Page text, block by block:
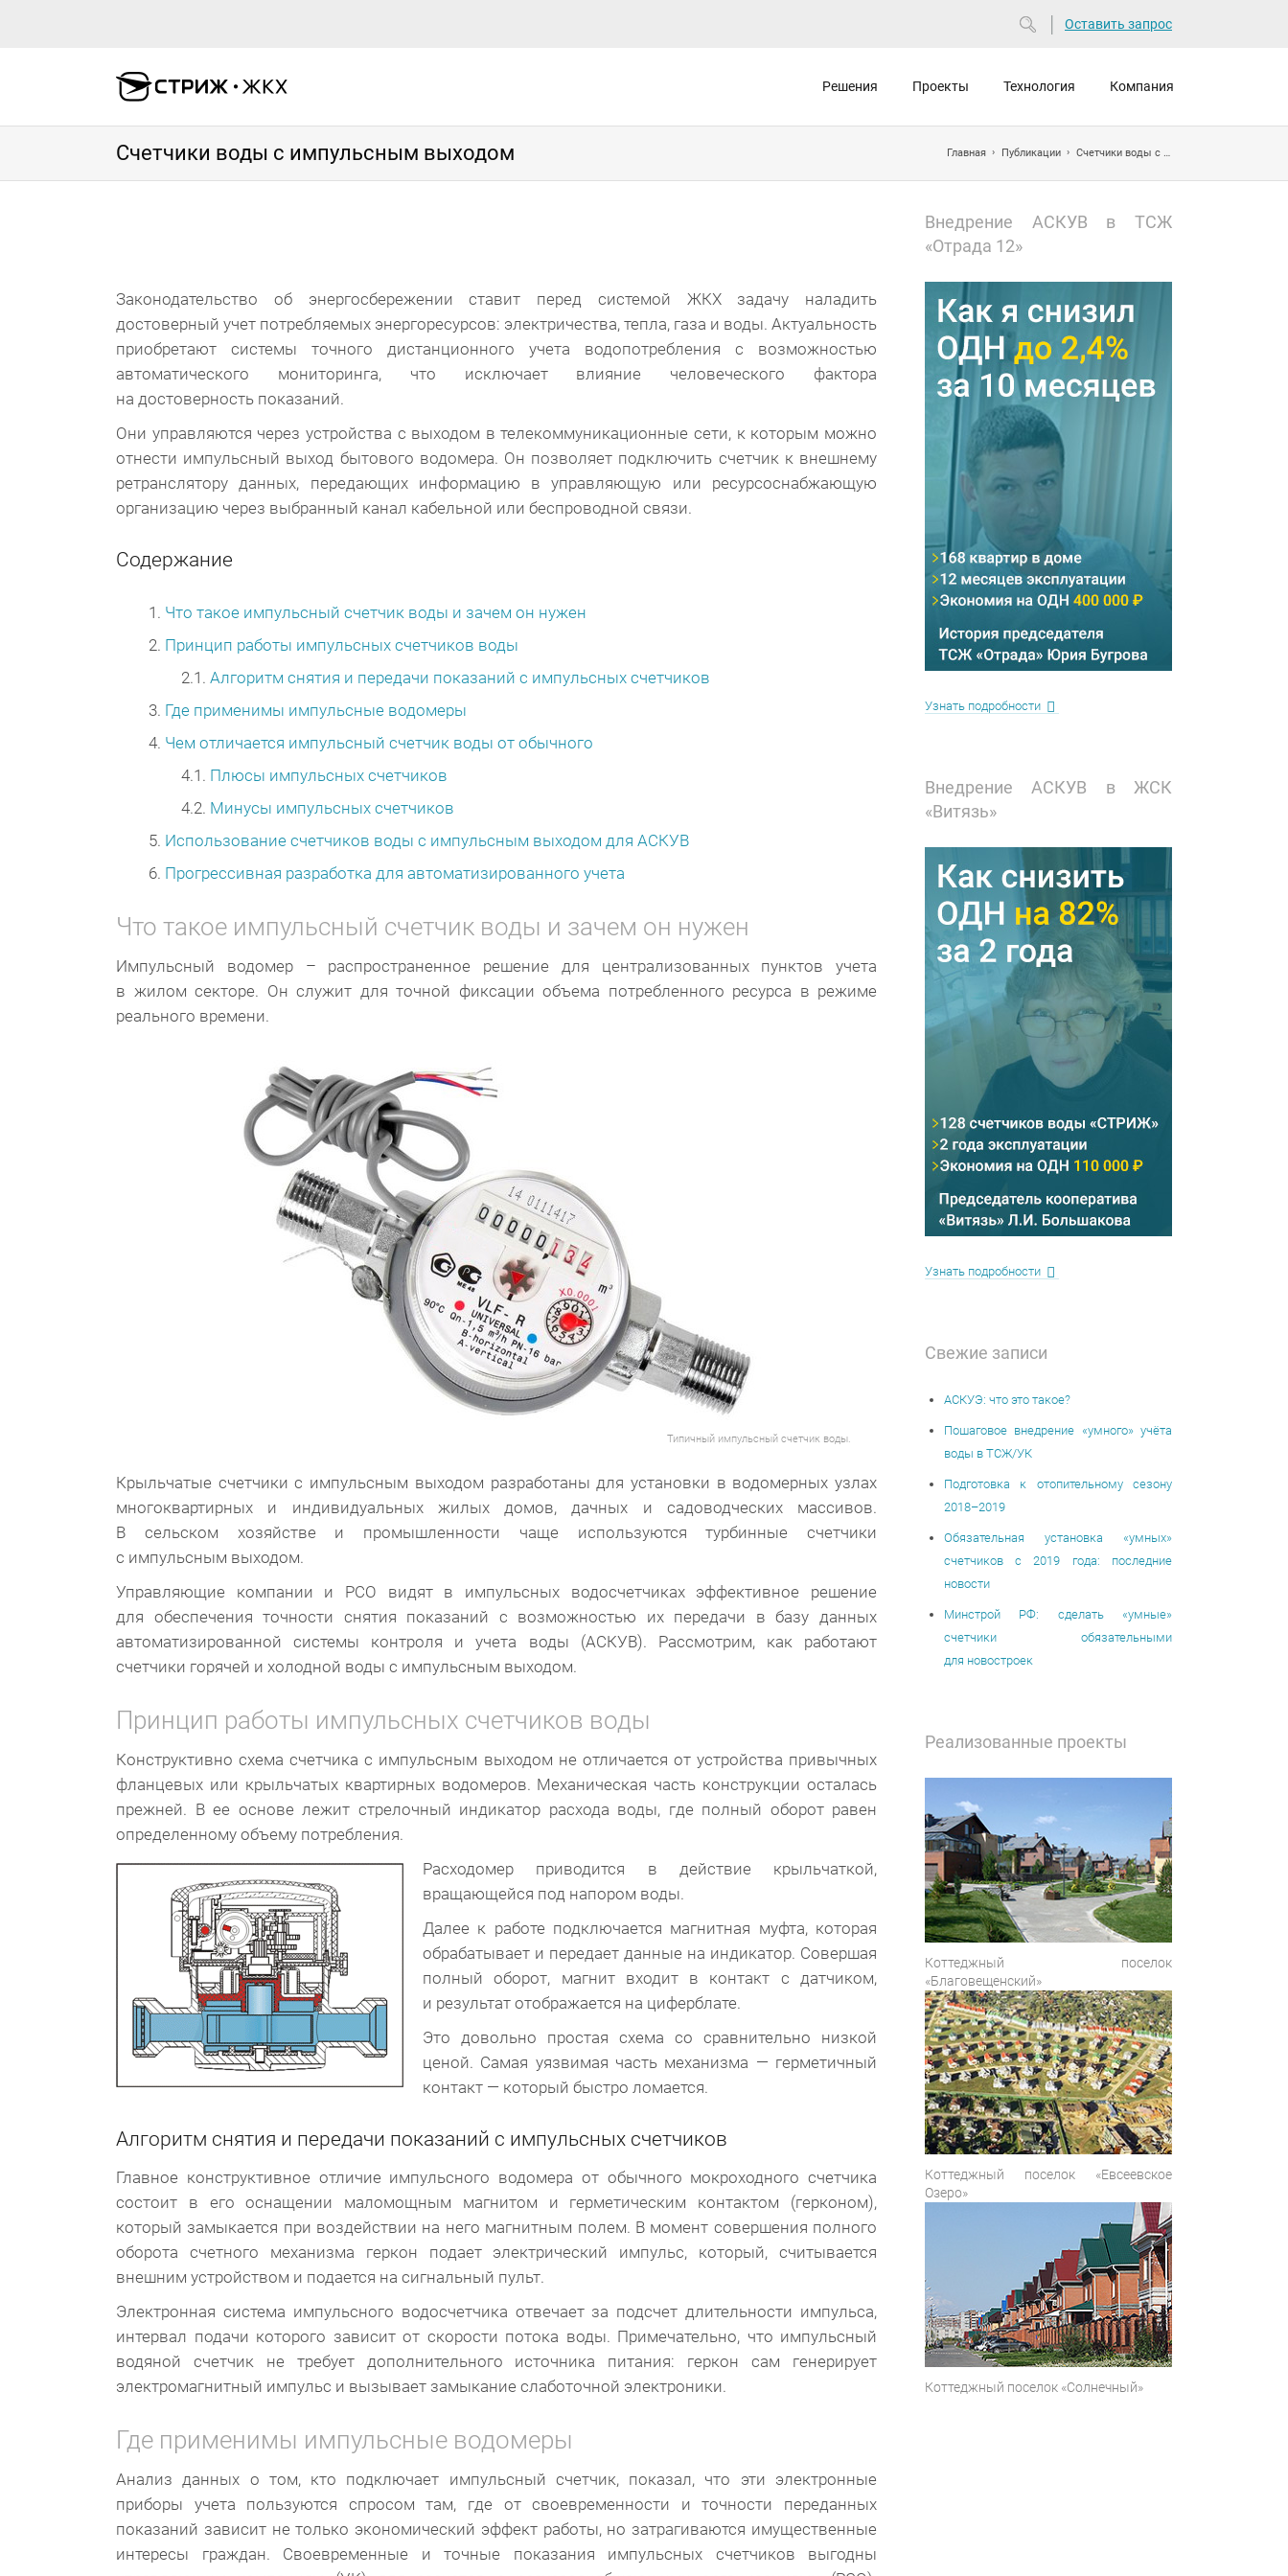
Оставить запрос
Решения Проекты Технология Компания
Главная Публикации Счетчики воды с импульсным выходом
Счетчики воды с импульсным выходом
Законодательство об энергосбережении ставит перед системой ЖКХ задачу наладить
достоверный учет потребляемых энергоресурсов: электричества, тепла, газа и воды. Актуальность
приобретают системы точного дистанционного учета водопотребления с возможностью
автоматического мониторинга, что исключает влияние человеческого фактора
на достоверность показаний.
Они управляются через устройства с выходом в телекоммуникационные сети, к которым можно
отнести импульсный выход бытового водомера. Он позволяет подключить счетчик к внешнему
ретранслятору данных, передающих информацию в управляющую или ресурсоснабжающую
организацию через выбранный канал кабельной или беспроводной связи.
Содержание
Что такое импульсный счетчик воды и зачем он нужен
Принцип работы импульсных счетчиков воды
Алгоритм снятия и передачи показаний с импульсных счетчиков
Где применимы импульсные водомеры
Чем отличается импульсный счетчик воды от обычного
Плюсы импульсных счетчиков
Минусы импульсных счетчиков
Использование счетчиков воды с импульсным выходом для АСКУВ
Прогрессивная разработка для автоматизированного учета
Что такое импульсный счетчик воды и зачем он нужен
Импульсный водомер – распространенное решение для централизованных пунктов учета
в жилом секторе. Он служит для точной фиксации объема потребленного ресурса в режиме
реального времени.
Типичный импульсный счетчик воды.
Крыльчатые счетчики с импульсным выходом разработаны для установки в водомерных узлах
многоквартирных и индивидуальных жилых домов, дачных и садоводческих массивов.
В сельском хозяйстве и промышленности чаще используются турбинные счетчики
с импульсным выходом.
Управляющие компании и РСО видят в импульсных водосчетчиках эффективное решение
для обеспечения точности снятия показаний с возможностью их передачи в базу данных
автоматизированной системы контроля и учета воды (АСКУВ). Рассмотрим, как работают
счетчики горячей и холодной воды с импульсным выходом.
Принцип работы импульсных счетчиков воды
Конструктивно схема счетчика с импульсным выходом не отличается от устройства привычных
фланцевых или крыльчатых квартирных водомеров. Механическая часть конструкции осталась
прежней. В ее основе лежит стрелочный индикатор расхода воды, где полный оборот равен
определенному объему потребления.
Расходомер приводится в действие крыльчаткой,
вращающейся под напором воды.
Далее к работе подключается магнитная муфта, которая
обрабатывает и передает данные на индикатор. Совершая
полный оборот, магнит входит в контакт с датчиком,
и результат отображается на циферблате.
Это довольно простая схема со сравнительно низкой
ценой. Самая уязвимая часть механизма — герметичный
контакт — который быстро ломается.
Алгоритм снятия и передачи показаний с импульсных счетчиков
Главное конструктивное отличие импульсного водомера от обычного мокроходного счетчика
состоит в его оснащении маломощным магнитом и герметическим контактом (герконом),
который замыкается при воздействии на него магнитным полем. В момент совершения полного
оборота счетного механизма геркон подает электрический импульс, который, считывается
внешним устройством и подается на сигнальный пульт.
Электронная система импульсного водосчетчика отвечает за подсчет длительности импульса,
интервал подачи которого зависит от скорости потока воды. Примечательно, что импульсный
водяной счетчик не требует дополнительного источника питания: геркон сам генерирует
электромагнитный импульс и вызывает замыкание слаботочной электроники.
Где применимы импульсные водомеры
Анализ данных о том, кто подключает импульсный счетчик, показал, что эти электронные
приборы учета пользуются спросом там, где от своевременности и точности переданных
показаний зависит не только экономический эффект работы, но затрагиваются имущественные
интересы граждан. Своевременные и точные показания импульсных счетчиков выгодны
Внедрение АСКУВ в ТСЖ
«Отрада 12»
Узнать подробности
Внедрение АСКУВ в ЖСК
«Витязь»
Узнать подробности
Свежие записи
АСКУЭ: что это такое?
Пошаговое внедрение «умного» учёта
воды в ТСЖ/УК
Подготовка к отопительному сезону
2018–2019
Обязательная установка «умных»
счетчиков c 2019 года: последние
новости
Минстрой РФ: сделать «умные»
счетчики обязательными
для новостроек
Реализованные проекты
Коттеджный поселок
«Благовещенский»
Коттеджный поселок «Евсеевское
Озеро»
Коттеджный поселок «Солнечный»